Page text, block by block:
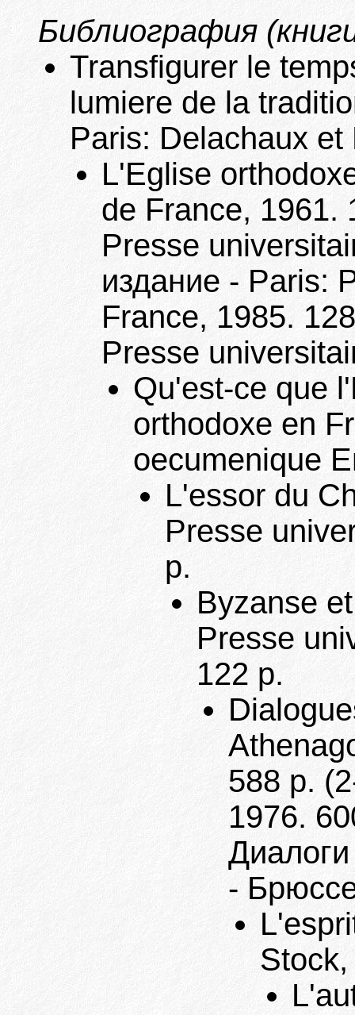
Библиография
Transfigurer le
lumiere de la
Paris: Delachaux
L'Eglise
de France, 1961.
Presse
издание - Paris:
France, 1985.
Presse
Qu'est-ce que
orthodoxe en
oecumenique
L'essor du
Presse
p.
Byzanse
Presse
122 p.
588 p.
1976.
-